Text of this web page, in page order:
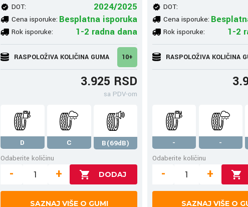
DOT: 2024/2025
Cena isporuke: Besplatna isporuka
Rok isporuke: 1-2 radna dana
RASPOLOŽIVA KOLIČINA GUMA 10+
3.925 RSD
sa PDV-om
D C
B(69dB)
Odaberite količinu
- +
SAZNAJ VIŠE O GUMI
DOT:
Cena isporuke:
Rok isporuke: 1-2
RASPOLOŽIVA KOLIČINA
- -
Odaberite količinu
- +
SAZNAJ VIŠE O